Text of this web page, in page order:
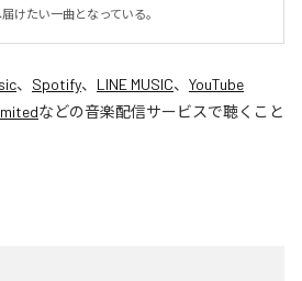
けたい一曲となっている。
、 Spotify、 LINE MUSIC、 YouTube
などの音楽配信サービスで聴くこと